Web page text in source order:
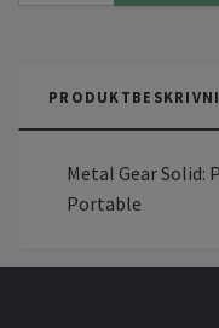
Metal Gear Solid:
Portable